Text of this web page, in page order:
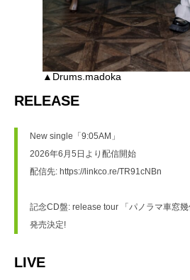
▲Drums.madoka
RELEASE
New single「9:05AM」
2026年6月5日より配信開始
配信先: https://linkco.re/TR91cNBn
記念CD盤: release tour 「パノラマ車窓
発売決定!
LIVE